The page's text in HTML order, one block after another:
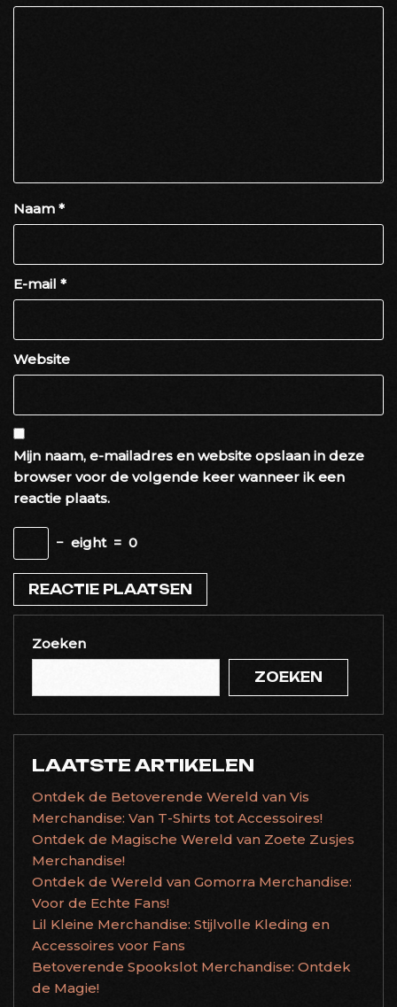
Naam *
E-mail *
Website
Mijn naam, e-mailadres en website opslaan in deze
browser voor de volgende keer wanneer ik een
reactie plaats.
− eight = 0
Zoeken
ZOEKEN
LAATSTE ARTIKELEN
Ontdek de Betoverende Wereld van Vis
Merchandise: Van T-Shirts tot Accessoires!
Ontdek de Magische Wereld van Zoete Zusjes
Merchandise!
Ontdek de Wereld van Gomorra Merchandise:
Voor de Echte Fans!
Lil Kleine Merchandise: Stijlvolle Kleding en
Accessoires voor Fans
Betoverende Spookslot Merchandise: Ontdek
de Magie!